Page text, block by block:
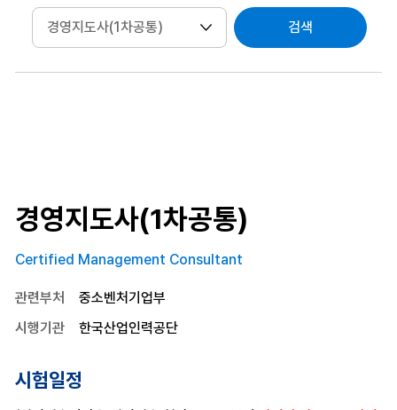
검색
경영지도사(1차공통)
Certified Management Consultant
관련부처
중소벤처기업부
시행기관
한국산업인력공단
시험일정